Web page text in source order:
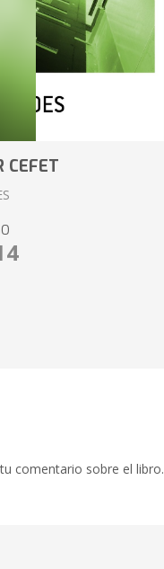
CEFET
comentario sobre el libro.